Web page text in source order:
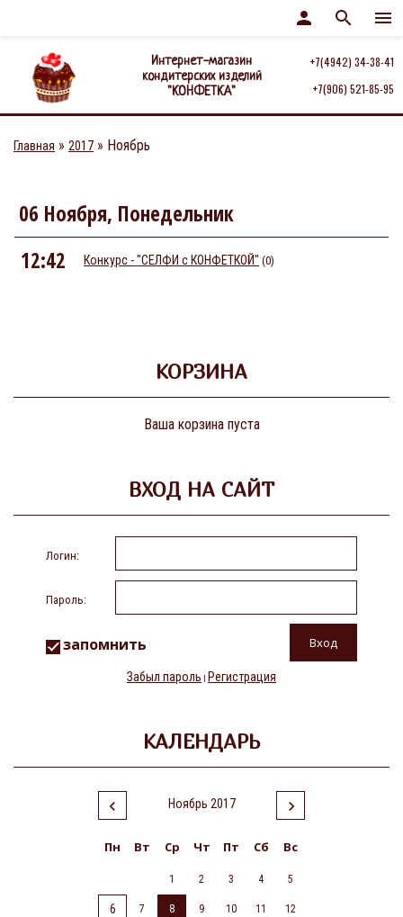
menu
search
person
Интернет-магазин
кондитерских изделий
"КОНФЕТКА"
+7(4942) 34-38-41
+7(906) 521-85-95
Главная » 2017 » Ноябрь
06 Ноября, Понедельник
12:42
Конкурс - "СЕЛФИ с КОНФЕТКОЙ" (0)
КОРЗИНА
Ваша корзина пуста
ВХОД НА САЙТ
Логин:
Пароль:
запомнить
Забыл пароль | Регистрация
КАЛЕНДАРЬ
Ноябрь 2017
Пн Вт Ср Чт Пт Сб Вс
1 2 3 4 5
6 7 8 9 10 11 12